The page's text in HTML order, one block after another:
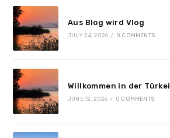
Aus Blog wird Vlog
JULY 24, 2026 / 0 COMMENTS
Willkommen in der Türkei
JUNE 12, 2026 / 0 COMMENTS